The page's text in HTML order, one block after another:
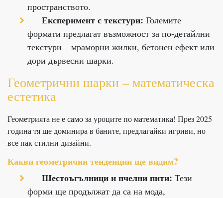
пространството.
Експеримент с текстури: Големите
формати предлагат възможност за по-детайлни
текстури – мраморни жилки, бетонен ефект или
дори дървесни шарки.
Геометрични шарки – математическа
естетика
Геометрията не е само за уроците по математика! През 2025
година тя ще доминира в баните, предлагайки игриви, но
все пак стилни дизайни.
Какви геометрични тенденции ще видим?
Шестоъгълници и пчелни пити: Тези
форми ще продължат да са на мода,